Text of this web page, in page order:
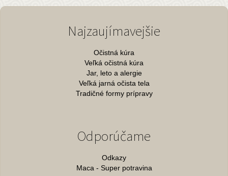
Najzaujímavejšie
Očistná kúra
Veľká očistná kúra
Jar, leto a alergie
Veľká jarná očista tela
Tradičné formy prípravy
Odporúčame
Odkazy
Maca - Super potravina